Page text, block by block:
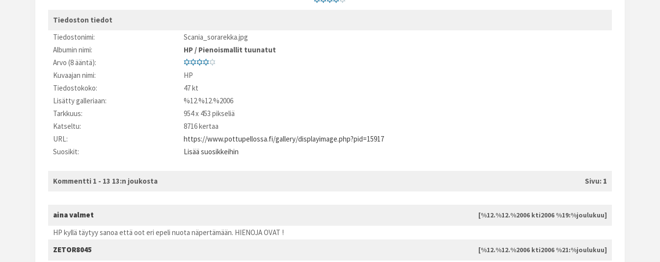
Tiedoston tiedot
Tiedostonimi:
Scania_sorarekka.jpg
Albumin nimi:
HP / Pienoismallit tuunatut
Arvo (8 ääntä):
Kuvaajan nimi:
HP
Tiedostokoko:
47 kt
Lisätty galleriaan:
%12.%12.%2006
Tarkkuus:
954 x 453 pikseliä
Katseltu:
8716 kertaa
URL:
https://www.pottupellossa.fi/gallery/displayimage.php?pid=15917
Suosikit:
Lisää suosikkeihin
Kommentti 1 - 13 13:n joukosta Sivu: 1
aina valmet [%12.%12.%2006 kti2006 %19:%joulukuu]
HP kyllä täytyy sanoa että oot eri epeli nuota näpertämään. HIENOJA OVAT !
ZETOR8045
[%12.%12.%2006 kti2006 %21:%joulukuu]